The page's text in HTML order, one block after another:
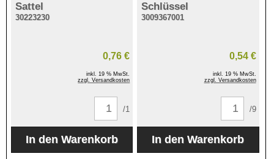
Sattel
30223230
0,76 €
inkl. 19 % MwSt.
zzgl. Versandkosten
/1
Schlüssel
3009367001
0,54 €
inkl. 19 % MwSt.
zzgl. Versandkosten
/9